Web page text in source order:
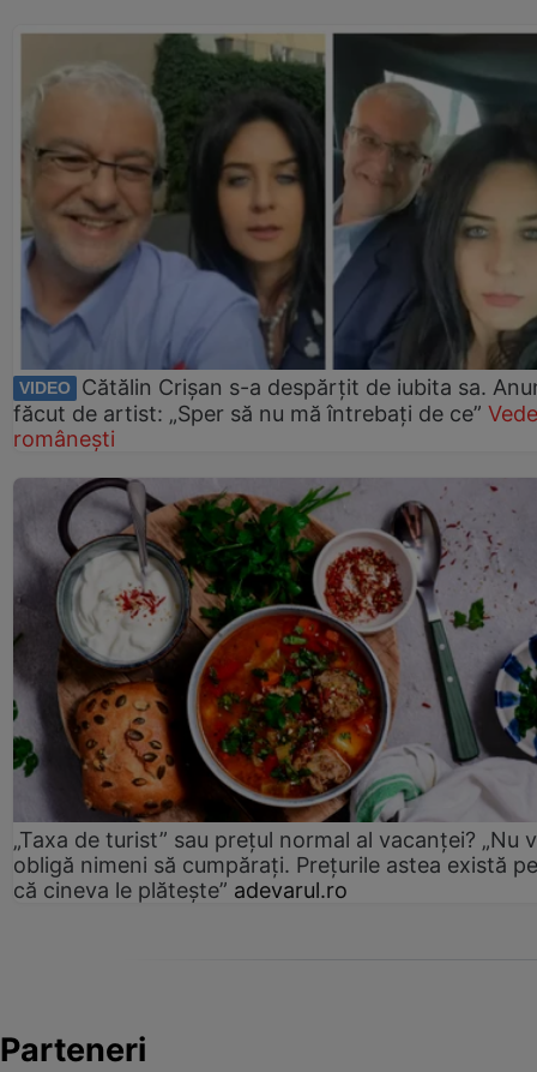
VIDEO
Cătălin Crișan s-a despărțit de iubita sa.
făcut de artist: „Sper să nu mă întrebați de ce”
românești
„Taxa de turist” sau prețul normal al vacanței? „Nu
obligă nimeni să cumpărați. Prețurile astea există
că cineva le plătește” adevarul.ro
Parteneri